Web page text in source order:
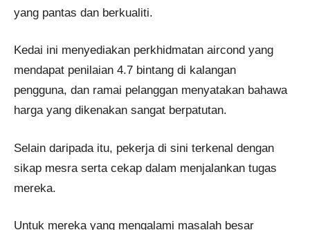
yang pantas dan berkualiti.
Kedai ini menyediakan perkhidmatan aircond yang
mendapat penilaian 4.7 bintang di kalangan
pengguna, dan ramai pelanggan menyatakan bahawa
harga yang dikenakan sangat berpatutan.
Selain daripada itu, pekerja di sini terkenal dengan
sikap mesra serta cekap dalam menjalankan tugas
mereka.
Untuk mereka yang mengalami masalah besar